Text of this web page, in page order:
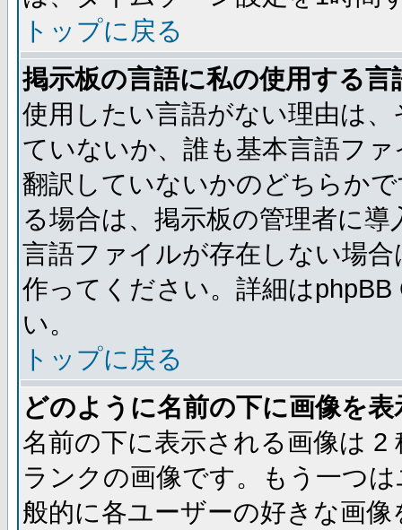
トップに戻る
掲示板の言語に私の使用する
使用したい言語がない理由は
ていないか、誰も基本言語フ
翻訳していないかのどちらか
る場合は、掲示板の管理者に
言語ファイルが存在しない場
作ってください。詳細は
い。
トップに戻る
どのように名前の下に画像を
名前の下に表示される画像は
ランクの画像です。もう一つ
般的に各ユーザーの好きな画